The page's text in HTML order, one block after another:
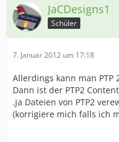
JaCDesigns1
Schüler
7. Januar 2012 um 17:18
Allerdings kann man
Dann ist der PTP2
.ja Dateien von PTP2
(korrigiere mich falls ich